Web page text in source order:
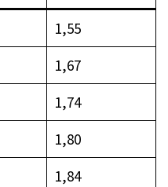
1,55
1,67
1,74
1,80
1,84